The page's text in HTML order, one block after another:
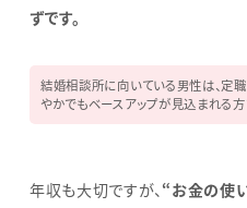
ずです。
結婚相談所に向いている男性は、定
やかでもベースアップが見込まれる方
年収も大切ですが、“お金の使